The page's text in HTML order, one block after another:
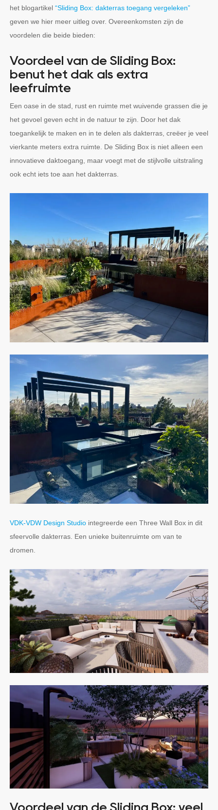
het blogartikel “Sliding Box: dakterras toegang vergeleken”
geven we hier meer uitleg over. Overeenkomsten zijn de
voordelen die beide bieden:
Voordeel van de Sliding Box:
benut het dak als extra
leefruimte
Een oase in de stad, rust en ruimte met wuivende grassen die je
het gevoel geven echt in de natuur te zijn. Door het dak
toegankelijk te maken en in te delen als dakterras, creëer je veel
vierkante meters extra ruimte. De Sliding Box is niet alleen een
innovatieve daktoegang, maar voegt met de stijlvolle uitstraling
ook echt iets toe aan het dakterras.
VDK-VDW Design Studio integreerde een Three Wall Box in dit
sfeervolle dakterras. Een unieke buitenruimte om van te
dromen.
Voordeel van de Sliding Box: veel